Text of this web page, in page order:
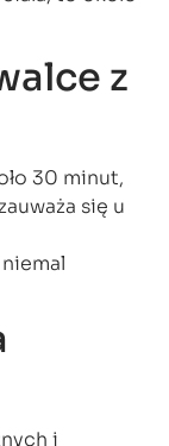
z
30 minut,
się u
i